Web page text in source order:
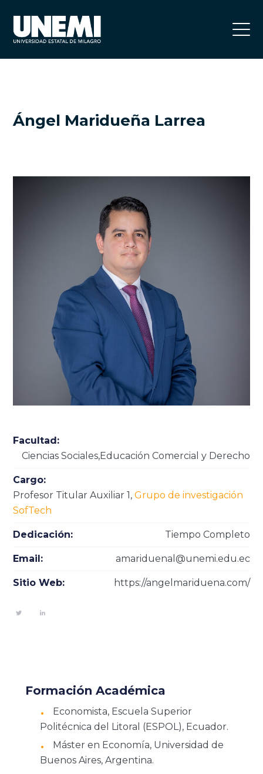
Ángel Maridueña Larrea
Facultad:
Ciencias Sociales,Educación Comercial y Derecho
Cargo:
Profesor Titular Auxiliar 1,Grupo de investigación
SofTech
Dedicación: Tiempo Completo
Email: amariduenal@unemi.edu.ec
Sitio Web: https://angelmariduena.com/
Formación Académica
Economista, Escuela Superior
Politécnica del Litoral (ESPOL), Ecuador.
Máster en Economía, Universidad de
Buenos Aires, Argentina.